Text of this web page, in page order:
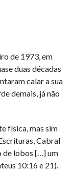
de 1973, em
duas décadas
calar a sua
demais, já não
física, mas sim
Cabral
de lobos […] um
10:16 e 21).